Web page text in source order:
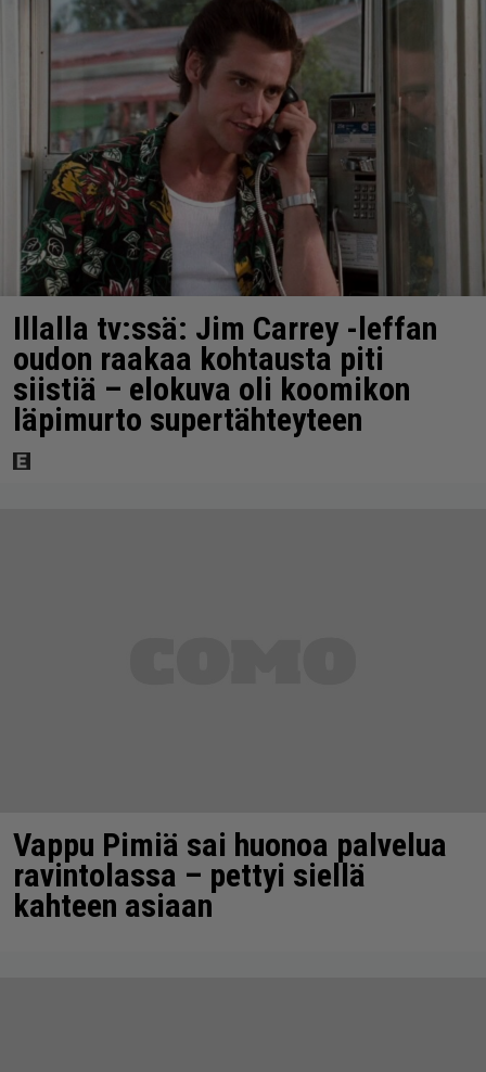
Illalla tv:ssä: Jim Carrey -leffan
oudon raakaa kohtausta piti
siistiä – elokuva oli koomikon
läpimurto supertähteyteen
Vappu Pimiä sai huonoa palvelua
ravintolassa – pettyi siellä
kahteen asiaan